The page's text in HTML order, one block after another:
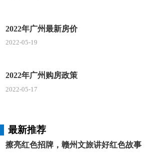
2022年广州最新房价
2022-05-19
2022年广州购房政策
2022-05-17
最新推荐
擦亮红色招牌，赣州文旅讲好红色故事